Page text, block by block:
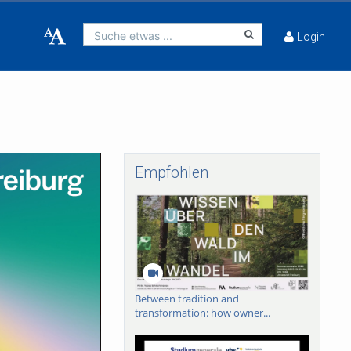
Suche etwas ... Login
Empfohlen
Between tradition and
transformation: how owner...